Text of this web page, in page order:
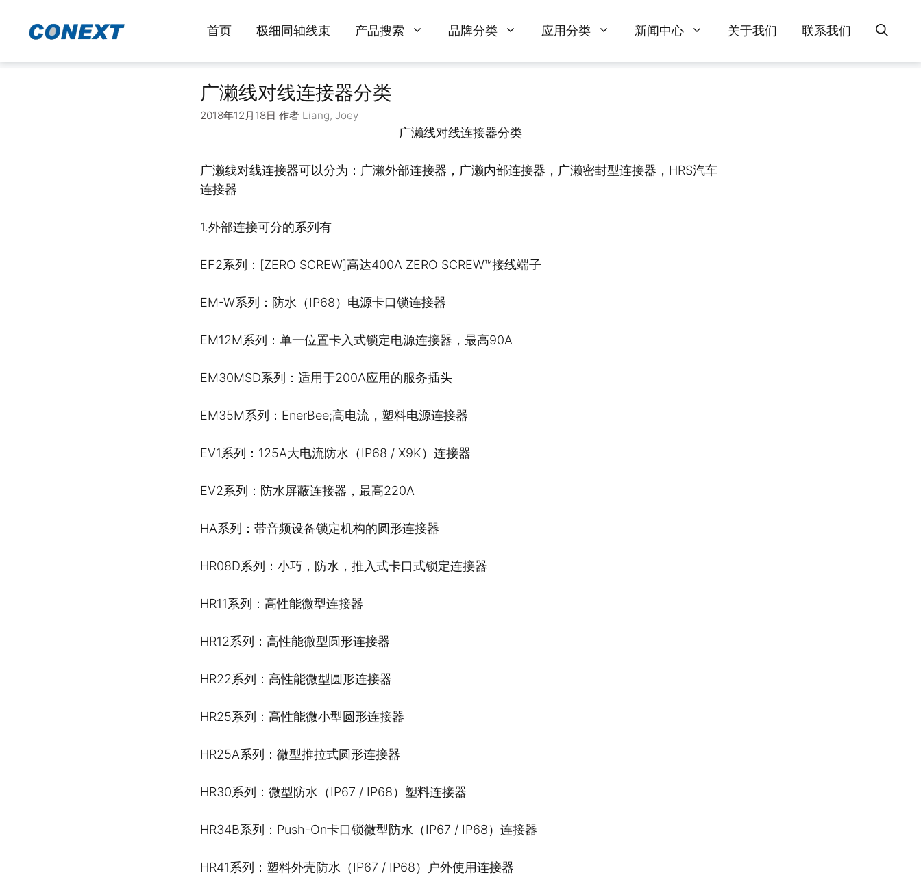
容
首页 极细同轴线束 产品搜索 品牌分类 应用分类 新闻中心 关于我们 联系我们
广濑线对线连接器分类
2018年12月18日 作者 Liang, Joey
广濑线对线连接器分类
广濑线对线连接器可以分为：广濑外部连接器，广濑内部连接器，广濑密封型连接器，HRS汽车
连接器
1.外部连接可分的系列有
EF2系列：[ZERO SCREW]高达400A ZERO SCREW™接线端子
EM-W系列：防水（IP68）电源卡口锁连接器
EM12M系列：单一位置卡入式锁定电源连接器，最高90A
EM30MSD系列：适用于200A应用的服务插头
EM35M系列：EnerBee;高电流，塑料电源连接器
EV1系列：125A大电流防水（IP68 / X9K）连接器
EV2系列：防水屏蔽连接器，最高220A
HA系列：带音频设备锁定机构的圆形连接器
HR08D系列：小巧，防水，推入式卡口式锁定连接器
HR11系列：高性能微型连接器
HR12系列：高性能微型圆形连接器
HR22系列：高性能微型圆形连接器
HR25系列：高性能微小型圆形连接器
HR25A系列：微型推拉式圆形连接器
HR30系列：微型防水（IP67 / IP68）塑料连接器
HR34B系列：Push-On卡口锁微型防水（IP67 / IP68）连接器
HR41系列：塑料外壳防水（IP67 / IP68）户外使用连接器